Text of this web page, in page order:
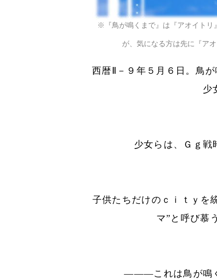
※『鳥が鳴くまで』は『アオイトリ
が、気になる方は先に『ア
西暦Ⅱ－９年５月６日。鳥
少
少女らは、Ｇｇ戦
子供たちだけのｃｉｔｙを
マ”と呼び慕
―――これは鳥が鳴